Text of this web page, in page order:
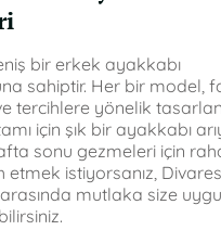
bir erkek ayakkabı
sahiptir. Her bir model,
tercihlere yönelik
için şık bir ayakkabı
sonu gezmeleri için
istiyorsanız,
mutlaka size